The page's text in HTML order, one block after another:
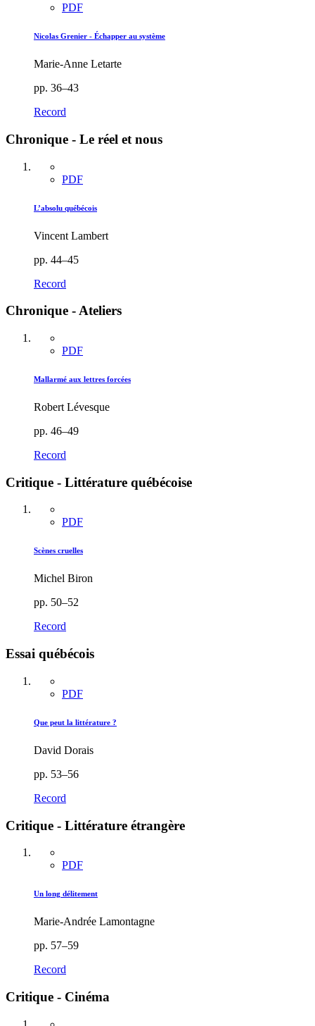
PDF
Nicolas Grenier - Échapper au système
Marie-Anne Letarte
pp. 36–43
Record
Chronique - Le réel et nous
PDF
L’absolu québécois
Vincent Lambert
pp. 44–45
Record
Chronique - Ateliers
PDF
Mallarmé aux lettres forcées
Robert Lévesque
pp. 46–49
Record
Critique - Littérature québécoise
PDF
Scènes cruelles
Michel Biron
pp. 50–52
Record
Essai québécois
PDF
Que peut la littérature ?
David Dorais
pp. 53–56
Record
Critique - Littérature étrangère
PDF
Un long délitement
Marie-Andrée Lamontagne
pp. 57–59
Record
Critique - Cinéma